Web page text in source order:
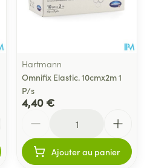
Hartmann
Omnifix Elastic. 10cmx2m 1
P/s
4,40 €
Ajouter au panier